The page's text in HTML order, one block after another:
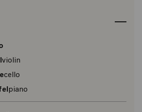
violin
cello
piano